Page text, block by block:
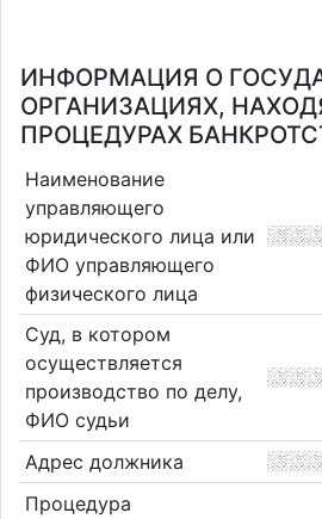
ИНФОРМАЦИЯ О
ОРГАНИЗАЦИЯХ,
ПРОЦЕДУРАХ
Наименование
управляющего
юридического лица или
ФИО управляющего
физического лица
Суд, в котором
осуществляется
производство по делу,
ФИО судьи
Адрес должника
Процедура